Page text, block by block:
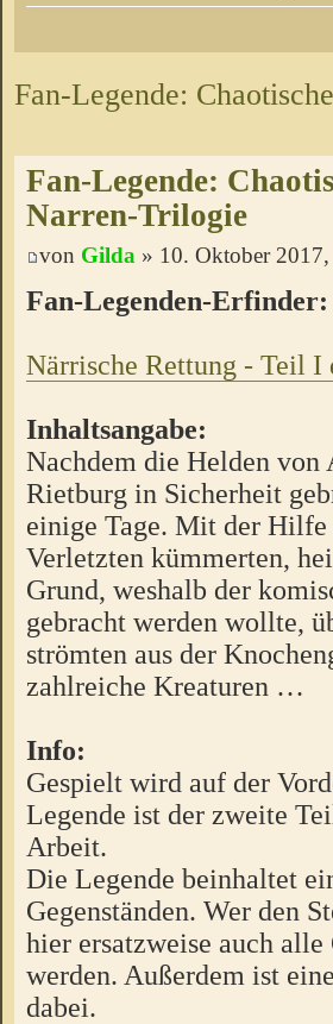
Fan-Legende:
Fan-Legende:
Narren-Trilogie
von Gilda » 10. Oktober
Fan-Legenden-Erfinder:
Närrische Rettung - Teil
Inhaltsangabe:
Nachdem die Helden
Rietburg in Sicherheit
einige Tage. Mit der
Verletzten kümmerten,
Grund, weshalb der
gebracht werden wollte,
strömten aus der
zahlreiche Kreaturen …
Info:
Gespielt wird auf der
Legende ist der zweite
Arbeit.
Die Legende beinhaltet
Gegenständen. Wer den
hier ersatzweise auch
werden. Außerdem ist
dabei.